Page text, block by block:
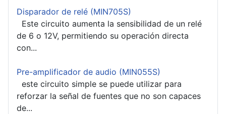
Disparador de relé (MIN705S)
Este circuito aumenta la sensibilidad de un relé
de 6 o 12V, permitiendo su operación directa
con...
Pre-amplificador de audio (MIN055S)
este circuito simple se puede utilizar para
reforzar la señal de fuentes que no son capaces
de...